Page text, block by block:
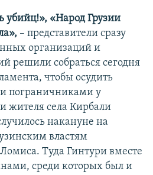
убийц!», «Народ Грузии
– представители сразу
организаций и
решили собраться сегодня
чтобы осудить
пограничниками у
жителя села Кирбали
накануне на
властям
Туда Гинтури вместе
среди которых был и